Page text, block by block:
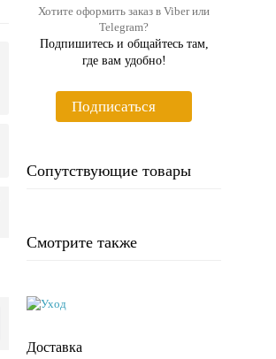
Хотите оформить заказ в Viber или
Telegram?
Подпишитесь и общайтесь там,
где вам удобно!
Подписаться
Сопутствующие товары
Смотрите также
Доставка